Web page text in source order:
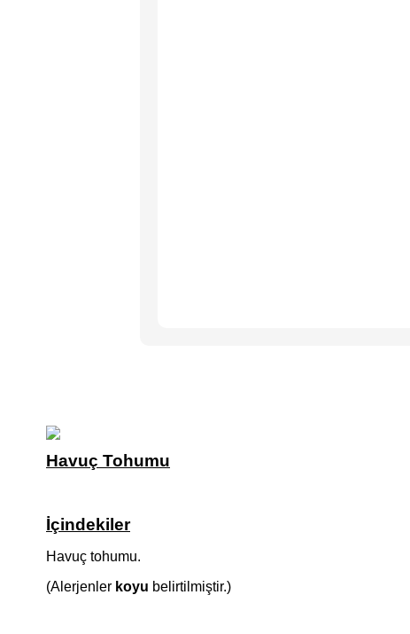
Havuç Tohumu
İçindekiler
Havuç tohumu.
(Alerjenler koyu belirtilmiştir.)